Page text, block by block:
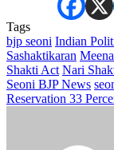
Tags
bjp seoni Indian
Sashaktikaran
Shakti Act Nari
Seoni BJP News
Reservation 33